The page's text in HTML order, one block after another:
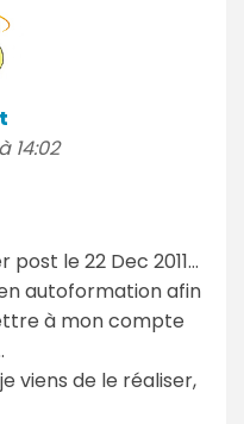
14:02
le 22 Dec 2011...
autoformation afin
à mon compte
viens de le réaliser,